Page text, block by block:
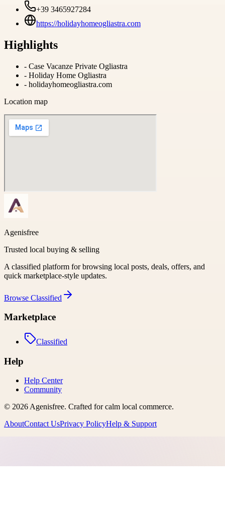
+39 3465927284
https://holidayhomeogliastra.com
Highlights
- Case Vacanze Private Ogliastra
- Holiday Home Ogliastra
- holidayhomeogliastra.com
Location map
Agenisfree
Trusted local buying & selling
A classified platform for browsing local posts, deals, offers, and
quick marketplace-style updates.
Browse Classified
Marketplace
Classified
Help
Help Center
Community
© 2026Agenisfree. Crafted for calm local commerce.
AboutContact UsPrivacy PolicyHelp & Support